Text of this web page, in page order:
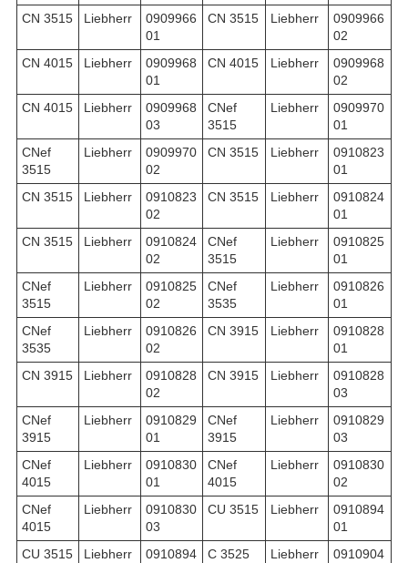
CN 3515
Liebherr
0909966
01
CN 3515 Liebherr
0909966
02
CN 4015
Liebherr
0909968
01
CN 4015 Liebherr
0909968
02
CN 4015
Liebherr
0909968
03
CNef
3515
Liebherr
0909970
01
CNef
3515
Liebherr
0909970
02
CN 3515 Liebherr
0910823
01
CN 3515
Liebherr
0910823
02
CN 3515 Liebherr
0910824
01
CN 3515
Liebherr
0910824
02
CNef
3515
Liebherr
0910825
01
CNef
3515
Liebherr
0910825
02
CNef
3535
Liebherr
0910826
01
CNef
3535
Liebherr
0910826
02
CN 3915 Liebherr
0910828
01
CN 3915
Liebherr
0910828
02
CN 3915 Liebherr
0910828
03
CNef
3915
Liebherr
0910829
01
CNef
3915
Liebherr
0910829
03
CNef
4015
Liebherr
0910830
01
CNef
4015
Liebherr
0910830
02
CNef
4015
Liebherr
0910830
03
CU 3515 Liebherr
0910894
01
CU 3515
Liebherr
0910894
C 3525 Liebherr
0910904